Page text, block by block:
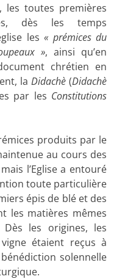
les toutes premières
dès les temps
les« prémices du
», ainsi qu’en
chrétien en
laDidachè (Didachè
par les Constitutions
produits par le
au cours des
l’Eglise a entouré
toute particulière
épis de blé et des
les matières mêmes
les origines, les
étaient reçus à
solennelle